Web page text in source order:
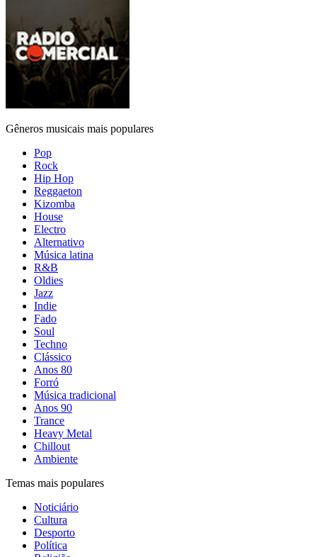
Gêneros musicais mais populares
Pop
Rock
Hip Hop
Reggaeton
Kizomba
House
Electro
Alternativo
Música latina
R&B
Oldies
Jazz
Indie
Fado
Soul
Techno
Clássico
Anos 80
Forró
Música tradicional
Anos 90
Trance
Heavy Metal
Chillout
Ambiente
Temas mais populares
Noticiário
Cultura
Desporto
Política